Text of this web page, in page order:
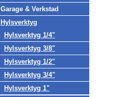
Garage & Verkstad
Hylsverktyg
Hylsverktyg 1/4"
Hylsverktyg 3/8"
Hylsverktyg 1/2"
Hylsverktyg 3/4"
Hylsverktyg 1"